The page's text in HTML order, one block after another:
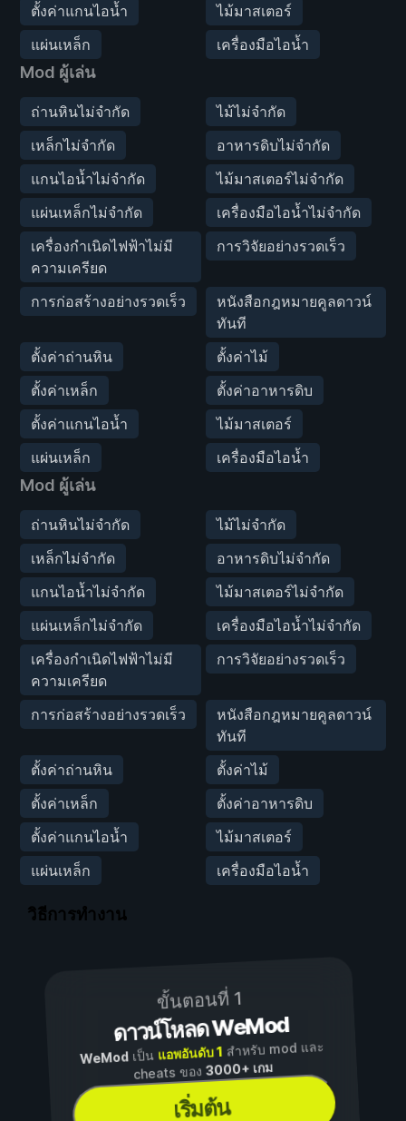
ตั้งค่าแกนไอน้ำ
ไม้มาสเตอร์
แผ่นเหล็ก
เครื่องมือไอน้ำ
Mod ผู้เล่น
ถ่านหินไม่จำกัด
ไม้ไม่จำกัด
เหล็กไม่จำกัด
อาหารดิบไม่จำกัด
แกนไอน้ำไม่จำกัด
ไม้มาสเตอร์ไม่จำกัด
แผ่นเหล็กไม่จำกัด
เครื่องมือไอน้ำไม่จำกัด
เครื่องกำเนิดไฟฟ้าไม่มี
ความเครียด
การวิจัยอย่างรวดเร็ว
การก่อสร้างอย่างรวดเร็ว
หนังสือกฎหมายคูลดาวน์
ทันที
ตั้งค่าถ่านหิน
ตั้งค่าไม้
ตั้งค่าเหล็ก
ตั้งค่าอาหารดิบ
ตั้งค่าแกนไอน้ำ
ไม้มาสเตอร์
แผ่นเหล็ก
เครื่องมือไอน้ำ
Mod ผู้เล่น
ถ่านหินไม่จำกัด
ไม้ไม่จำกัด
เหล็กไม่จำกัด
อาหารดิบไม่จำกัด
แกนไอน้ำไม่จำกัด
ไม้มาสเตอร์ไม่จำกัด
แผ่นเหล็กไม่จำกัด
เครื่องมือไอน้ำไม่จำกัด
เครื่องกำเนิดไฟฟ้าไม่มี
ความเครียด
การวิจัยอย่างรวดเร็ว
การก่อสร้างอย่างรวดเร็ว
หนังสือกฎหมายคูลดาวน์
ทันที
ตั้งค่าถ่านหิน
ตั้งค่าไม้
ตั้งค่าเหล็ก
ตั้งค่าอาหารดิบ
ตั้งค่าแกนไอน้ำ
ไม้มาสเตอร์
แผ่นเหล็ก
เครื่องมือไอน้ำ
วิธีการทำงาน
ขั้นตอนที่ 1
ดาวน์โหลด WeMod
WeModเป็น แอพอันดับ 1 สำหรับ mod และ
cheats ของ3000+ เกม
เริ่มต้น